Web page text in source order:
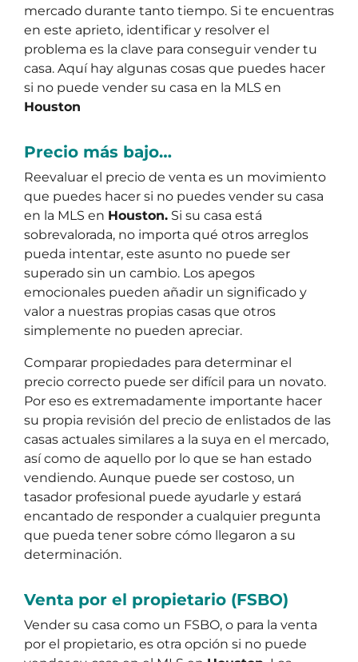
mercado durante tanto tiempo. Si te encuentras
en este aprieto, identificar y resolver el
problema es la clave para conseguir vender tu
casa. Aquí hay algunas cosas que puedes hacer
si no puede vender su casa en la MLS en
Houston
Precio más bajo…
Reevaluar el precio de venta es un movimiento
que puedes hacer si no puedes vender su casa
en la MLS en Houston. Si su casa está
sobrevalorada, no importa qué otros arreglos
pueda intentar, este asunto no puede ser
superado sin un cambio. Los apegos
emocionales pueden añadir un significado y
valor a nuestras propias casas que otros
simplemente no pueden apreciar.
Comparar propiedades para determinar el
precio correcto puede ser difícil para un novato.
Por eso es extremadamente importante hacer
su propia revisión del precio de enlistados de las
casas actuales similares a la suya en el mercado,
así como de aquello por lo que se han estado
vendiendo. Aunque puede ser costoso, un
tasador profesional puede ayudarle y estará
encantado de responder a cualquier pregunta
que pueda tener sobre cómo llegaron a su
determinación.
Venta por el propietario (FSBO)
Vender su casa como un FSBO, o para la venta
por el propietario, es otra opción si no puede